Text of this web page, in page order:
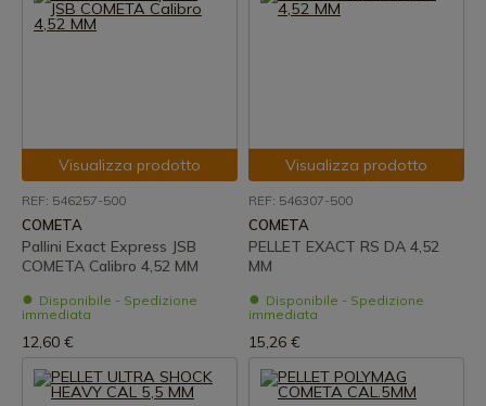
Visualizza prodotto
REF: 546257-500
COMETA
Pallini Exact Express JSB
COMETA Calibro 4,52 MM
Disponibile - Spedizione
immediata
12,60 €
Visualizza prodotto
REF: 546307-500
COMETA
PELLET EXACT RS DA 4,52
MM
Disponibile - Spedizione
immediata
15,26 €